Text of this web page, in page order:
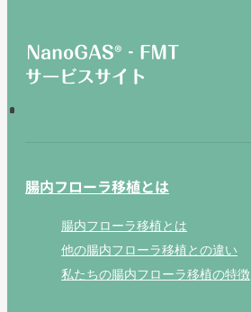
腸内フローラ移植とは
腸内フローラ移植とは
他の腸内フローラ移植との違い
私たちの腸内フローラ移植の特徴